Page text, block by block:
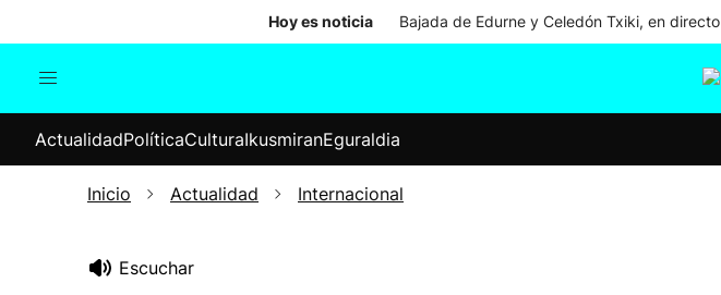
Hoy es noticia Bajada de Edurne y Celedón Txiki, en directo
Internacional
Elecciones
ActualidadPolíticaCulturaIkusmiranEguraldia
Inicio Actualidad Internacional
Escuchar